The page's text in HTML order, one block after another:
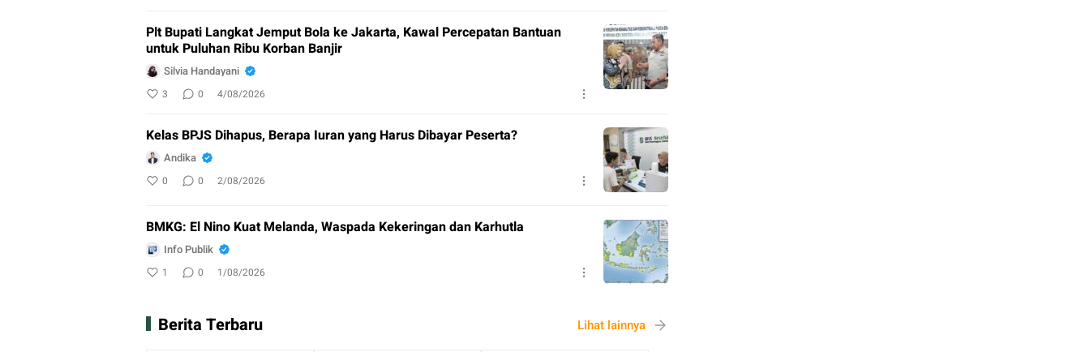
Plt Bupati Langkat Jemput Bola ke Jakarta, Kawal Percepatan Bantuan
untuk Puluhan Ribu Korban Banjir
Silvia Handayani
3 0 4/08/2026
Kelas BPJS Dihapus, Berapa Iuran yang Harus Dibayar Peserta?
Andika
0 0 2/08/2026
BMKG: El Nino Kuat Melanda, Waspada Kekeringan dan Karhutla
Info Publik
1 0 1/08/2026
Berita Terbaru Lihat lainnya